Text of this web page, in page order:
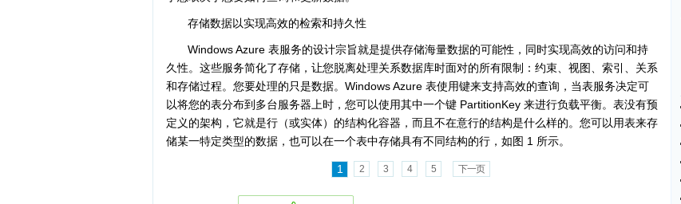
存储数据以实现高效的检索和持久性
Windows Azure 表服务的设计宗旨就是提供存储海量数据的可能性，同时实现高效的访问和持
久性。这些服务简化了存储，让您脱离处理关系数据库时面对的所有限制：约束、视图、索引、关系
和存储过程。您要处理的只是数据。Windows Azure 表使用键来支持高效的查询，当表服务决定可
以将您的表分布到多台服务器上时，您可以使用其中一个键 PartitionKey 来进行负载平衡。表没有预
定义的架构，它就是行（或实体）的结构化容器，而且不在意行的结构是什么样的。您可以用表来存
储某一特定类型的数据，也可以在一个表中存储具有不同结构的行，如图 1 所示。
1 2 3 4 5 下一页